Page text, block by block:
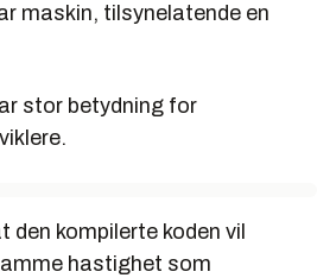
maskin, tilsynelatende en
stor betydning for
den kompilerte koden vil
hastighet som